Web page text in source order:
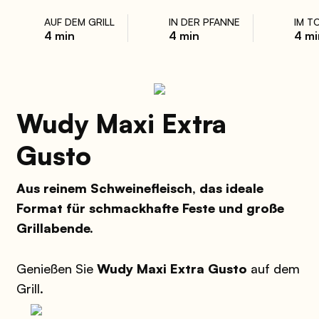
AUF DEM GRILL
4 min
IN DER PFANNE
4 min
IM
4
Wudy Maxi Extra
Gusto
Aus reinem Schweinefleisch, das ideale
Format für schmackhafte Feste und große
Grillabende.
Genießen Sie Wudy Maxi Extra Gusto auf dem
Grill.